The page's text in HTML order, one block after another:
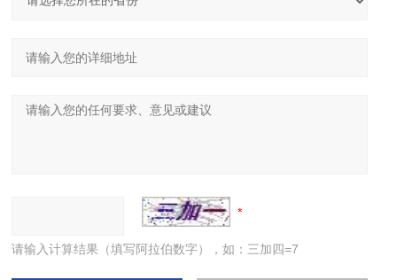
请输入计算结果（填写阿拉伯数字），如：三加四=7